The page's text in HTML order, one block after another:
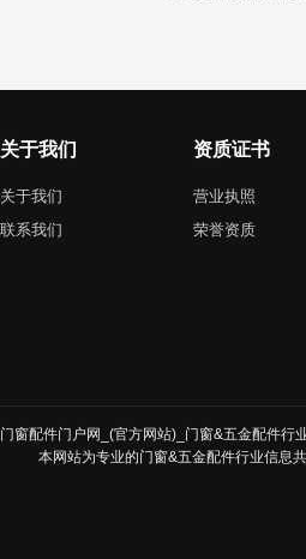
关于我们
关于我们
联系我们
资质证书
营业执照
荣誉资质
门窗配件门户网_(官方网站)_门窗&五金配件行
本网站为专业的门窗&五金配件行业信息